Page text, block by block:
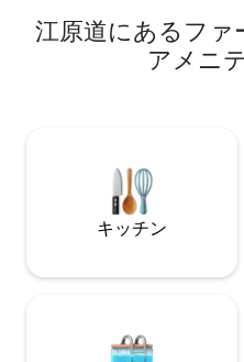
の薪火、黄土室の湯治りで全
か～風邪が引かない～疲れ
～ 自然と触れ合いながら休
れた自分だけの休息所。 黄土の家は、韓
清平ダムまで、曲がりくねっ
レッキングコースは、誰もが
める隠れた名品コースです。 自分だけの
ど 自然は四季を通じて贈り物
れます。
江原道にあるファ
アメニ
キッチン